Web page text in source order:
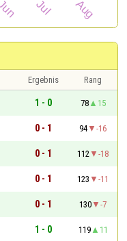
Ergebnis
Rang
1 - 0 78
15
0 - 1 94
-16
0 - 1 112
-18
0 - 1 123
-11
0 - 1 130
-7
1 - 0 119
11